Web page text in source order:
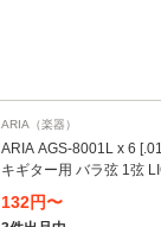
ARIA（楽器）
ARIA AGS-8001L x 6
キギター用 バラ弦 1弦
132円〜